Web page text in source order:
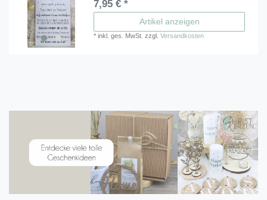
7,95 € *
Artikel anzeigen
*inkl. ges. MwSt. zzgl.Versandkosten